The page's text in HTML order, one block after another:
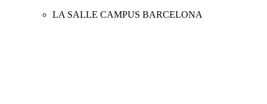
LA SALLE CAMPUS BARCELONA